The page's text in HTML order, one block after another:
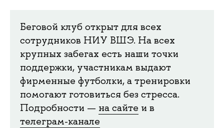
Беговой клуб открыт для всех
сотрудников НИУ ВШЭ. На всех
крупных забегах есть наши точки
поддержки, участникам выдают
фирменные футболки, а тренировки
помогают готовиться без стресса.
Подробности — на сайте и в
телеграм-канале